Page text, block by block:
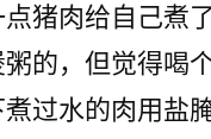
猪肉给自己煮
的，但觉得喝
过水的肉用盐